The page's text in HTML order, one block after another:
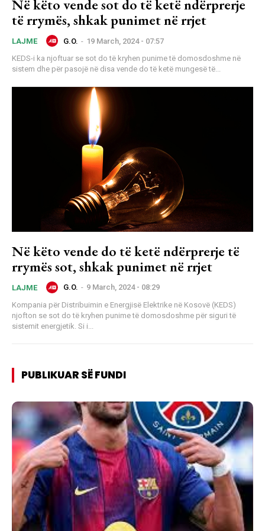
Në këto vende sot do të ketë ndërprerje
të rrymës, shkak punimet në rrjet
LAJME G.O. - 19 March, 2024 - 07:57
KEDS-i ka njoftuar se sot do të kryhen punime të domosdoshme në
sistem dhe për pasojë në disa vende do të ketë mungesë të...
Në këto vende do të ketë ndërprerje të
rrymës sot, shkak punimet në rrjet
LAJME G.O. - 9 March, 2024 - 08:29
Kompania për Distribuimin e Energjisë Elektrike në Kosovë (KEDS)
njofton se sot do të kryhen punime të domosdoshme për siguri të
sistemit energjetik. Si i...
PUBLIKUAR SË FUNDI